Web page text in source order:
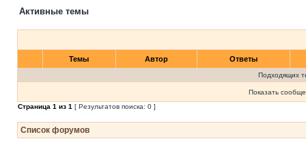
Активные темы
Темы Автор Ответы
Подходящих
Показать
Страница 1 из 1 [ Результатов поиска: 0 ]
Список форумов